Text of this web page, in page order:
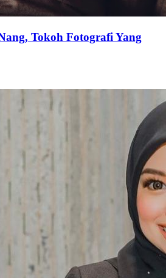
Tokoh Fotografi Yang